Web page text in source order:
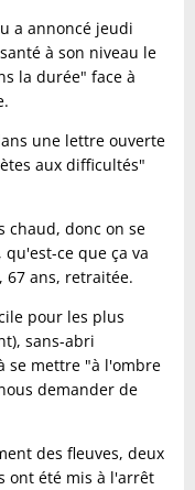
a annoncé jeudi
à son niveau le
la durée" face à
une lettre ouverte
aux difficultés"
chaud, donc on se
ce que ça va
67 ans, retraitée.
pour les plus
sans-abri
se mettre "à l'ombre
demander de
des fleuves, deux
ont été mis à l'arrêt